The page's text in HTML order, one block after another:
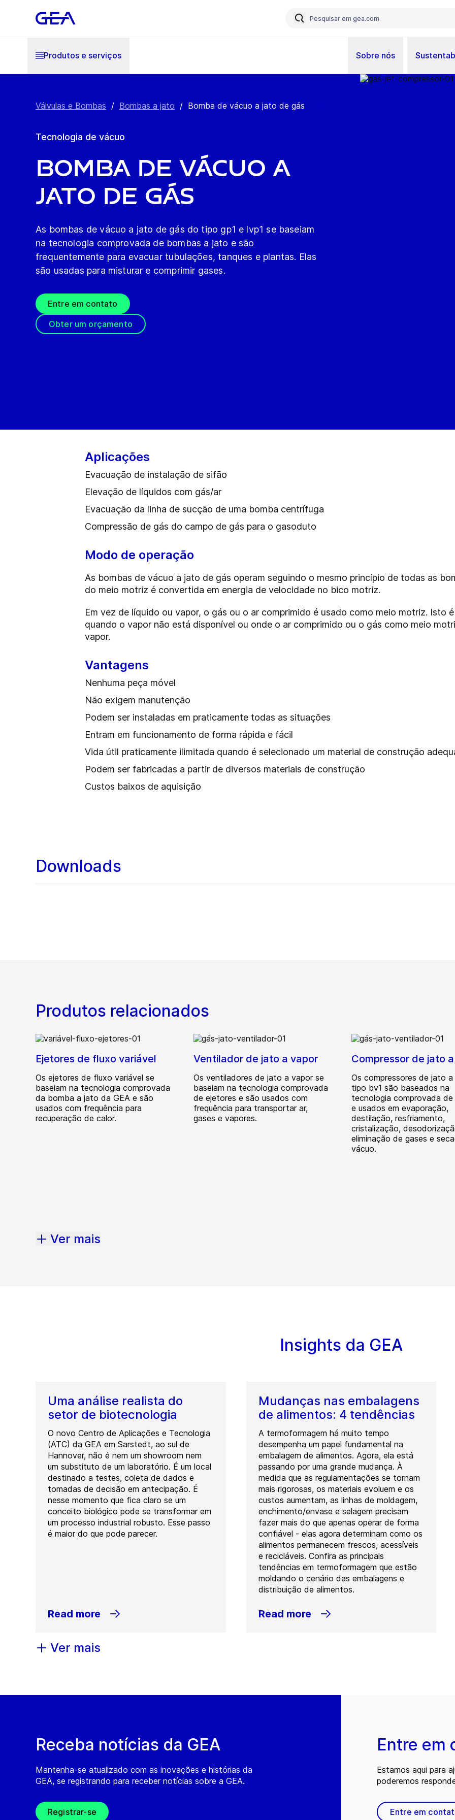
Produtos e serviços Sobre nós
Válvulas e Bombas / Bombas a jato / Bomba de vácuo a jato de gás
Tecnologia de vácuo
Bomba de vácuo a
jato de gás
As bombas de vácuo a jato de gás do tipo gp1 e lvp1 se baseiam
na tecnologia comprovada de bombas a jato e são
frequentemente para evacuar tubulações, tanques e plantas. Elas
são usadas para misturar e comprimir gases.
Entre em contato
Obter um orçamento
Aplicações
Evacuação de instalação de sifão
Elevação de líquidos com gás/ar
Evacuação da linha de sucção de uma bomba centrífuga
Compressão de gás do campo de gás para o gasoduto
Modo de operação
As bombas de vácuo a jato de gás operam seguindo o mesmo princípio de todas as
do meio motriz é convertida em energia de velocidade no bico motriz.
Em vez de líquido ou vapor, o gás ou o ar comprimido é usado como meio motriz. Isto
quando o vapor não está disponível ou onde o ar comprimido ou o gás como meio
vapor.
Vantagens
Nenhuma peça móvel
Não exigem manutenção
Podem ser instaladas em praticamente todas as situações
Entram em funcionamento de forma rápida e fácil
Vida útil praticamente ilimitada quando é selecionado um material de construção
Podem ser fabricadas a partir de diversos materiais de construção
Custos baixos de aquisição
Downloads
Produtos relacionados
Ejetores de fluxo variável
Os ejetores de fluxo variável se
baseiam na tecnologia comprovada
da bomba a jato da GEA e são
usados com frequência para
recuperação de calor.
Ventilador de jato a vapor
Os ventiladores de jato a vapor se
baseiam na tecnologia comprovada
de ejetores e são usados com
frequência para transportar ar,
gases e vapores.
Compressor de jato
Os compressores de jato
tipo bv1 são baseados na
tecnologia comprovada
e usados em evaporação,
destilação, resfriamento,
cristalização,
eliminação de gases e
vácuo.
Ver mais
Insights da GEA
Uma análise realista do
setor de biotecnologia
O novo Centro de Aplicações e Tecnologia
(ATC) da GEA em Sarstedt, ao sul de
Hannover, não é nem um showroom nem
um substituto de um laboratório. É um local
destinado a testes, coleta de dados e
tomadas de decisão em antecipação. É
nesse momento que fica claro se um
conceito biológico pode se transformar em
um processo industrial robusto. Esse passo
é maior do que pode parecer.
Read more
Mudanças nas embalagens
de alimentos: 4 tendências
A termoformagem há muito tempo
desempenha um papel fundamental na
embalagem de alimentos. Agora, ela está
passando por uma grande mudança. À
medida que as regulamentações se tornam
mais rigorosas, os materiais evoluem e os
custos aumentam, as linhas de moldagem,
enchimento/envase e selagem precisam
fazer mais do que apenas operar de forma
confiável - elas agora determinam como os
alimentos permanecem frescos, acessíveis
e recicláveis. Confira as principais
tendências em termoformagem que estão
moldando o cenário das embalagens e
distribuição de alimentos.
Read more
Ver mais
Receba notícias da GEA
Mantenha-se atualizado com as inovações e histórias da
GEA, se registrando para receber notícias sobre a GEA.
Registrar-se
Entre em
Estamos aqui para
poderemos
Entre em